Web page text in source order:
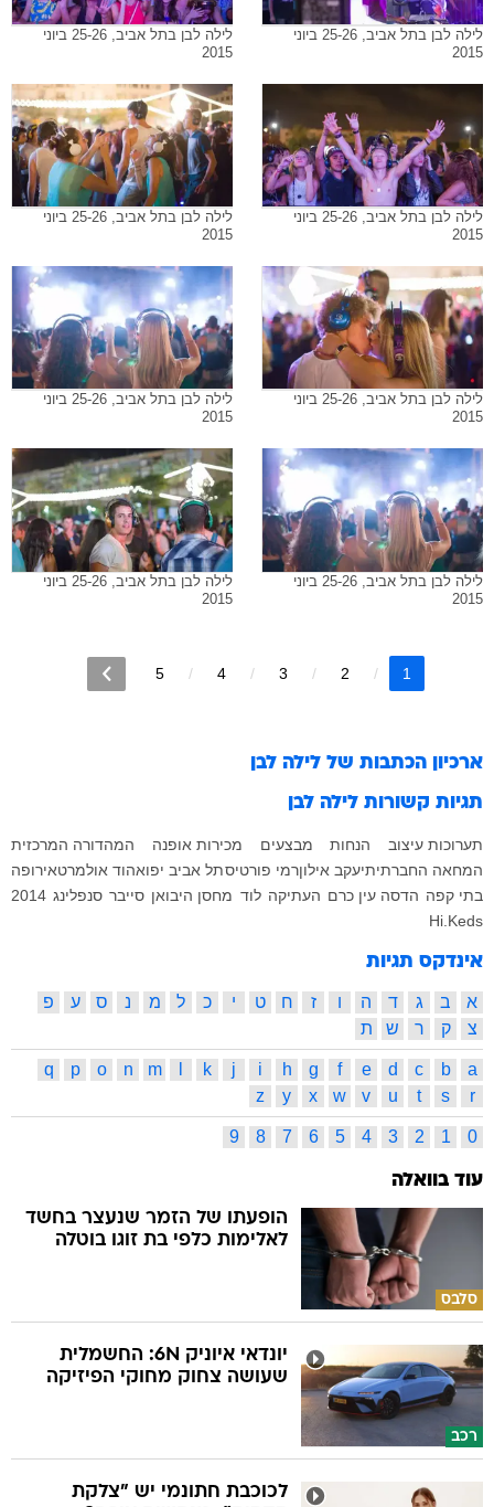
לילה לבן בתל אביב, 25-26 ביוני
2015
לילה לבן בתל אביב, 25-26 ביוני
2015
לילה לבן בתל אביב, 25-26 ביוני
2015
לילה לבן בתל אביב, 25-26 ביוני
2015
לילה לבן בתל אביב, 25-26 ביוני
2015
לילה לבן בתל אביב, 25-26 ביוני
2015
לילה לבן בתל אביב, 25-26 ביוני
2015
לילה לבן בתל אביב, 25-26 ביוני
2015
1
2
3
4
5
ארכיון הכתבות של לילה לבן
תגיות קשורות לילה לבן
תערוכות עיצוב הנחות מבצעים מכירות אופנה
המהדורה המרכזית
המחאה החברתיתיעקב אילוןרמי פורטיסתל אביב יפואהוד אולמרטאירופה
בתי קפה הדסה עין כרם העתיקה לוד מחסן היבואן סייבר סנפלינג 2014
Hi.Keds
אינדקס תגיות
א ב ג ד ה ו ז ח ט י כ ל מ נ ס ע
פ
צ
ק ר ש ת
a
b
c
d
e
f
g
h
i
j
k
m
n
o
p
q
r
s
t
u
v
w
x
y
z
0
1
2
3
4
5
6
7
8
9
עוד בוואלה
סלבס
הופעתו של הזמר שנעצר בחשד
לאלימות כלפי בת זוגו בוטלה
רכב
יונדאי איוניק 6N: החשמלית
שעושה צחוק מחוקי הפיזיקה
לכוכבת חתונמי יש "צלקת